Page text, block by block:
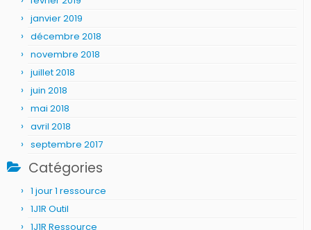
janvier 2019
décembre 2018
novembre 2018
juillet 2018
juin 2018
mai 2018
avril 2018
septembre 2017
Catégories
1 jour 1 ressource
1J1R Outil
1J1R Ressource